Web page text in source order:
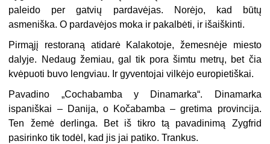
paleido per gatvių pardavėjas. Norėjo, kad būtų
asmeniška. O pardavėjos moka ir pakalbėti, ir išaiškinti.
Pirmąjį restoraną atidarė Kalakotoje, žemesnėje miesto
dalyje. Nedaug žemiau, gal tik pora šimtu metrų, bet čia
kvėpuoti buvo lengviau. Ir gyventojai vilkėjo europietiškai.
Pavadino „Cochabamba y Dinamarka“. Dinamarka
ispaniškai – Danija, o Kočabamba – gretima provincija.
Ten žemė derlinga. Bet iš tikro tą pavadinimą Zygfrid
pasirinko tik todėl, kad jis jai patiko. Trankus.